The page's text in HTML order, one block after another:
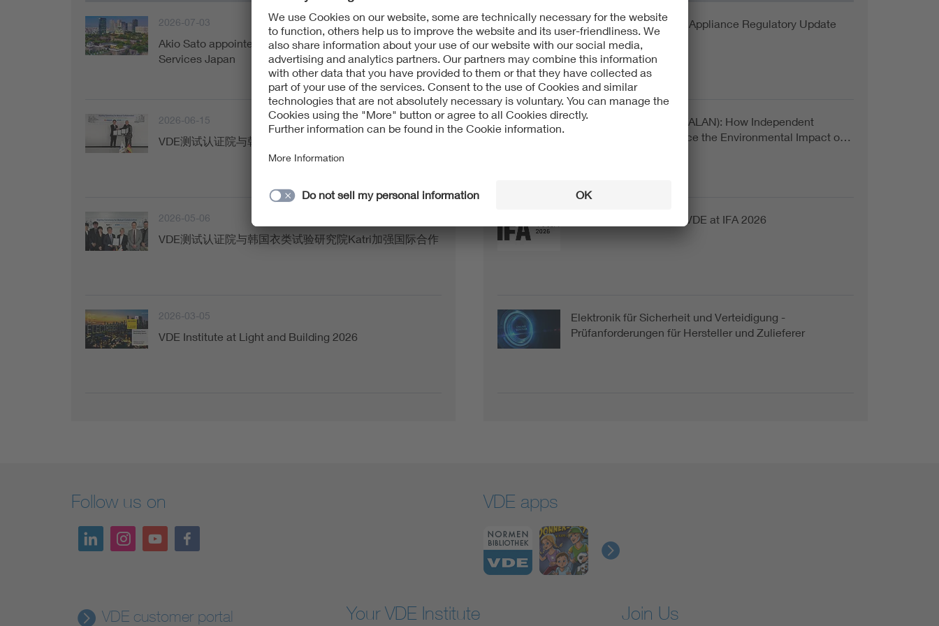
2026-07-03
Akio Sato appointed Managing Director of VDE Global
Services Japan
2026-06-15
VDE测试认证院与韩国电力公社（KEPCO）加强合作
2026-05-06
VDE测试认证院与韩国衣类试验研究院Katri加强国际合作
2026-03-05
VDE Institute at Light and Building 2026
2026 Korea Household Appliance Regulatory Update
Artificial Light at Night (ALAN): How Independent
Certification Can Reduce the Environmental Impact o…
VDE auf der IFA 2026 | VDE at IFA 2026
Elektronik für Sicherheit und Verteidigung -
Prüfanforderungen für Hersteller und Zulieferer
Follow us on VDE apps
VDE customer portal Your VDE Institute Join Us